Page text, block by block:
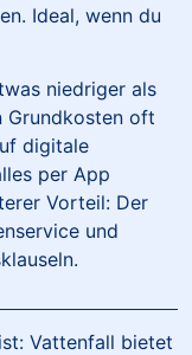
Ideal, wenn du
niedriger als
Grundkosten oft
digitale
per App
Vorteil: Der
und
Vattenfall bietet